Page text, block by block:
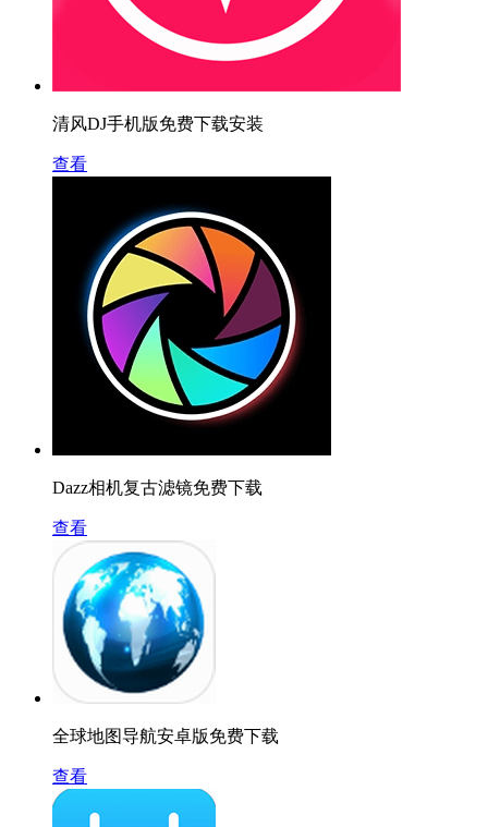
清风DJ手机版免费下载安装
查看
Dazz相机复古滤镜免费下载
查看
全球地图导航安卓版免费下载
查看